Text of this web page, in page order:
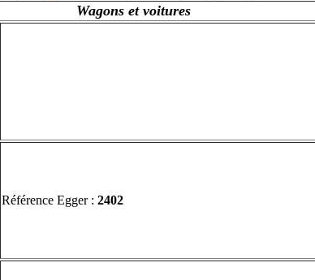
Wagons et voitures
Référence Egger : 2402